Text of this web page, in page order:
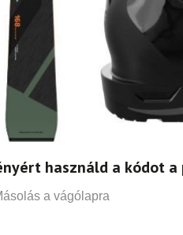
használd a kódot
a vágólapra